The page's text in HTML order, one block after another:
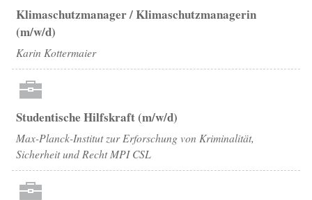
Klimaschutzmanager / Klimaschutzmanagerin
(m/w/d)
Karin Kottermaier
Studentische Hilfskraft (m/w/d)
Max-Planck-Institut zur Erforschung von Kriminalität,
Sicherheit und Recht MPI CSL